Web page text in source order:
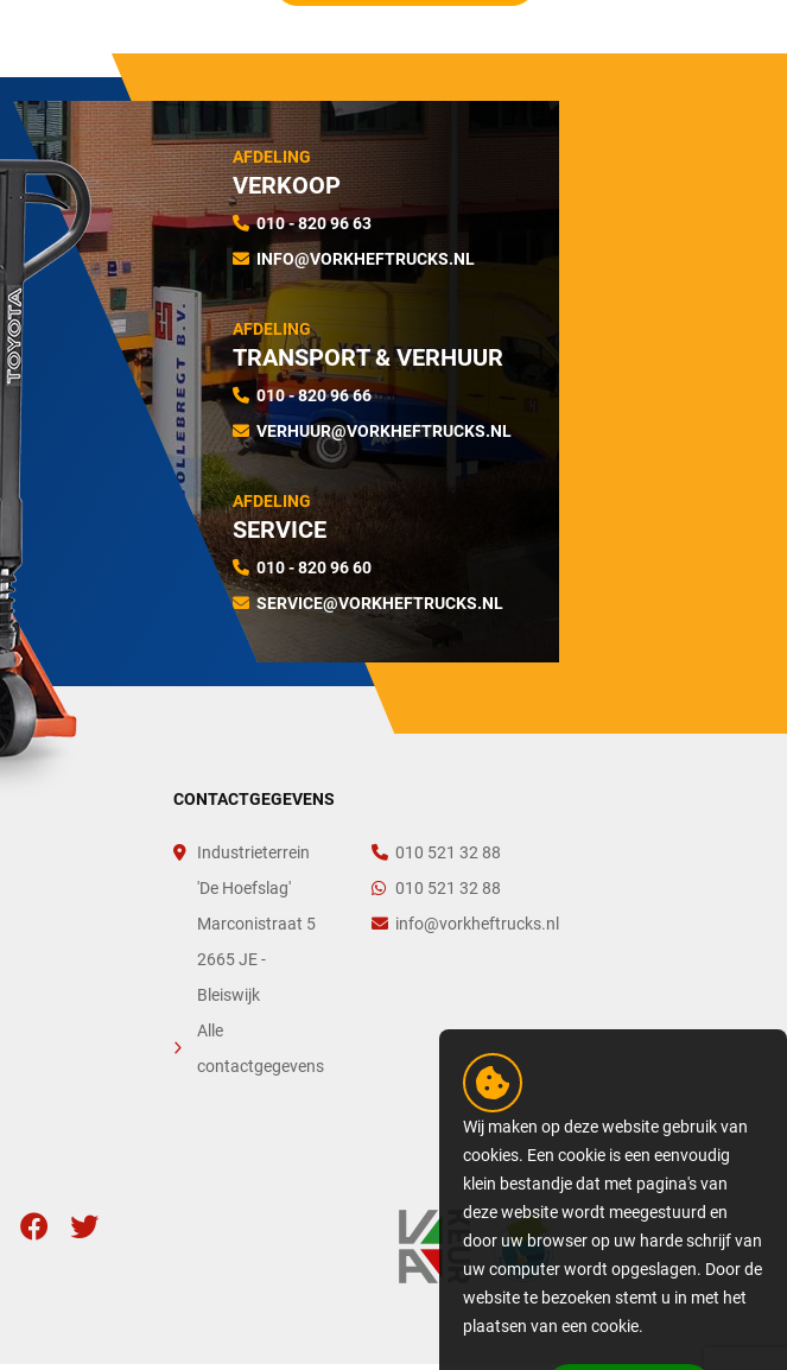
AFDELING
VERKOOP
010 - 820 96 63
INFO@VORKHEFTRUCKS.NL
AFDELING
TRANSPORT & VERHUUR
010 - 820 96 66
VERHUUR@VORKHEFTRUCKS.NL
AFDELING
SERVICE
010 - 820 96 60
SERVICE@VORKHEFTRUCKS.NL
CONTACTGEGEVENS
Industrieterrein
'De Hoefslag'
Marconistraat 5
2665 JE -
Bleiswijk
Alle
contactgegevens
010 521 32 88
010 521 32 88
info@vorkheftrucks.nl
Wij maken op deze website gebruik van
cookies. Een cookie is een eenvoudig
klein bestandje dat met pagina's van
deze website wordt meegestuurd en
door uw browser op uw harde schrijf van
uw computer wordt opgeslagen. Door de
website te bezoeken stemt u in met het
plaatsen van een cookie.